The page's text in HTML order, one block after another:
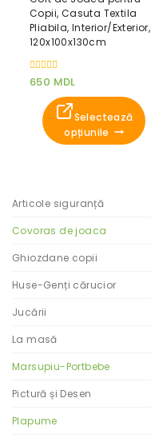
Copii, Casuta Textila
Pliabila, Interior/Exterior,
120x100x130cm
0
out
650 MDL
Selectează
opțiunile
Articole siguranță
Covoras de joaca
Ghiozdane copii
Huse-Genți cărucior
Jucării
La masă
Marsupiu-Portbebe
Pictură și Desen
Plapume